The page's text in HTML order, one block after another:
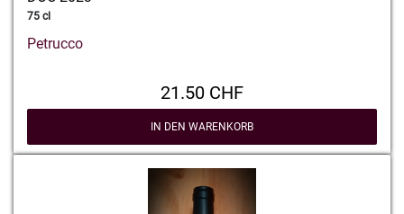
75 cl
Petrucco
21.50 CHF
IN DEN WARENKORB